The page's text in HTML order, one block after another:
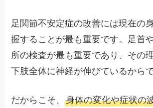
足関節不安定症の改善には現在の
握することが最も重要です。足首
所の検査が最も重要であり、その
下肢全体に神経が伸びているからで
だからこそ、身体の変化や症状の